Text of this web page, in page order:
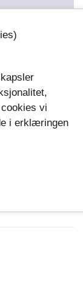
vi
i erklæringen